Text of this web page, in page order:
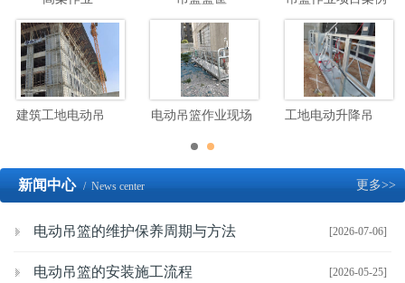
电动吊篮作业现场
更多>>
新闻中心/ News center
[2026-07-06]
电动吊篮的维护保养周期与方法
[2026-05-25]
电动吊篮的安装施工流程